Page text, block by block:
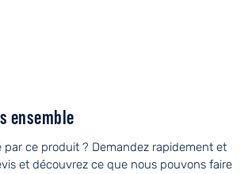
ensemble
par ce produit ? Demandez rapidement et
et découvrez ce que nous pouvons faire